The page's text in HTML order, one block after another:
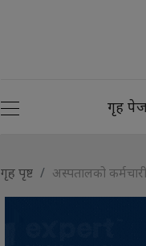
गृह
गृह पृष्ट अस्पतालको